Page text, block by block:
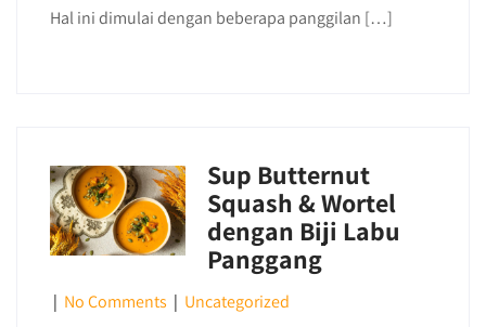
Hal ini dimulai dengan beberapa panggilan […]
Sup Butternut
Squash & Wortel
dengan Biji Labu
Panggang
| No Comments | Uncategorized